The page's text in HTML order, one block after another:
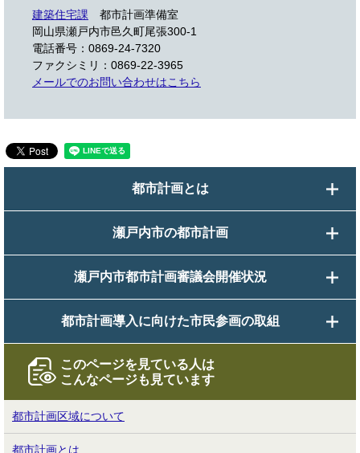
建築住宅課
都市計画準備室
岡山県瀬戸内市邑久町尾張300-1
電話番号：0869-24-7320
ファクシミリ：0869-22-3965
メールでのお問い合わせはこちら
都市計画とは
瀬戸内市の都市計画
瀬戸内市都市計画審議会開催状況
都市計画導入に向けた市民参画の取組
このページを見ている人は
こんなページも見ています
都市計画区域について
都市計画とは